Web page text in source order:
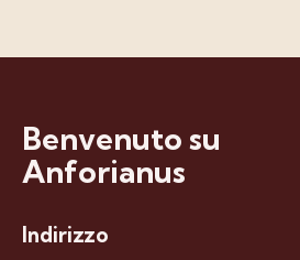
Benvenuto su
Anforianus
Indirizzo